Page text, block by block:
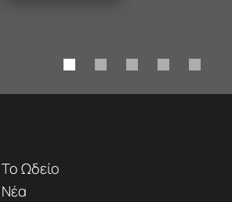
Το Ωδείο
Νέα